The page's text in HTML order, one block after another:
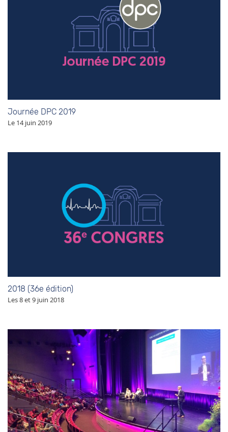
Journée DPC 2019
Le 14 juin 2019
2018 (36e édition)
Les 8 et 9 juin 2018